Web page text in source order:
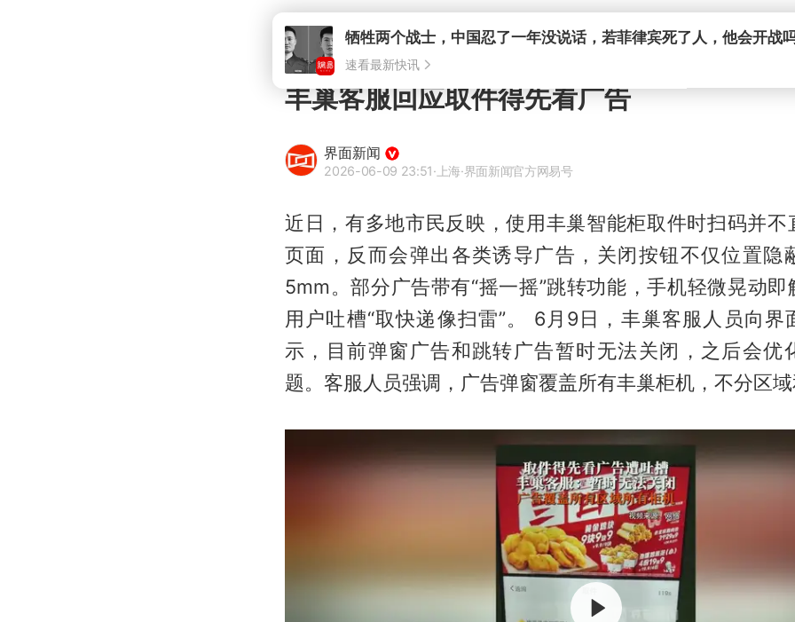
丰巢客服回应取件得先看广告
界面新闻
2026-06-09 23:51·上海·界面新闻官方网易号
近日，有多地市民反映，使用丰巢智能柜取件时扫码并不
页面，反而会弹出各类诱导广告，关闭按钮不仅位置隐
5mm。部分广告带有“摇一摇”跳转功能，手机轻微晃动
用户吐槽“取快递像扫雷”。 6月9日，丰巢客服人员向界
示，目前弹窗广告和跳转广告暂时无法关闭，之后会优
题。客服人员强调，广告弹窗覆盖所有丰巢柜机，不分区